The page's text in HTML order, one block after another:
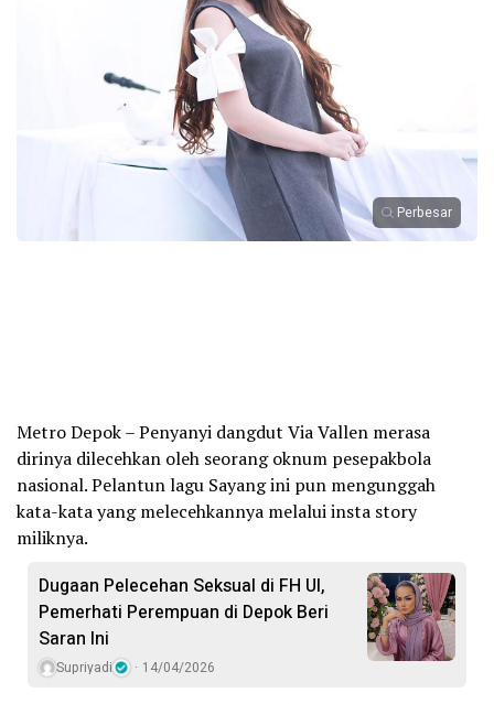
Perbesar
Metro Depok – Penyanyi dangdut Via Vallen merasa
dirinya dilecehkan oleh seorang oknum pesepakbola
nasional. Pelantun lagu Sayang ini pun mengunggah
kata-kata yang melecehkannya melalui insta story
miliknya.
Dugaan Pelecehan Seksual di FH UI,
Pemerhati Perempuan di Depok Beri
Saran Ini
Supriyadi 14/04/2026